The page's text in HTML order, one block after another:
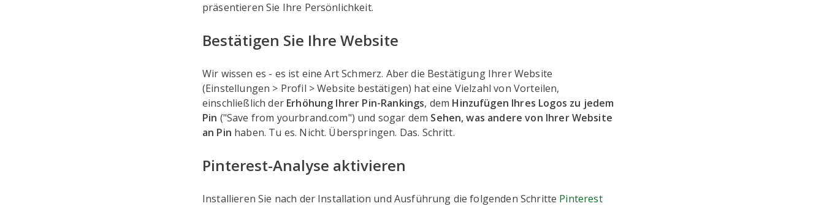
präsentieren Sie Ihre Persönlichkeit.
Bestätigen Sie Ihre Website
Wir wissen es - es ist eine Art Schmerz. Aber die Bestätigung Ihrer Website
(Einstellungen > Profil > Website bestätigen) hat eine Vielzahl von Vorteilen,
einschließlich der Erhöhung Ihrer Pin-Rankings, dem Hinzufügen Ihres Logos zu jedem
Pin ("Save from yourbrand.com") und sogar dem Sehen, was andere von Ihrer Website
an Pin haben. Tu es. Nicht. Überspringen. Das. Schritt.
Pinterest-Analyse aktivieren
Installieren Sie nach der Installation und Ausführung die folgenden Schritte Pinterest